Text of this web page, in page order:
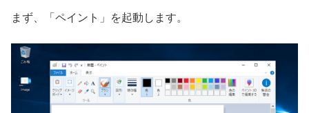
まず、「ペイント」を起動します。